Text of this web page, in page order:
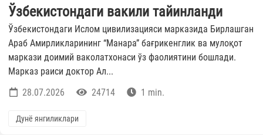
Ўзбекистондаги вакили тайинланди
Ўзбекистондаги Ислом цивилизацияси марказида Бирлашган
Араб Амирликларининг “Манара” бағрикенглик ва мулоқот
маркази доимий ваколатхонаси ўз фаолиятини бошлади.
Марказ раиси доктор Ал...
28.07.2026
24714 1 min.
Дунё янгиликлари